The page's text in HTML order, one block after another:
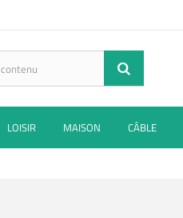
LOISIR MAISON CÂBLE